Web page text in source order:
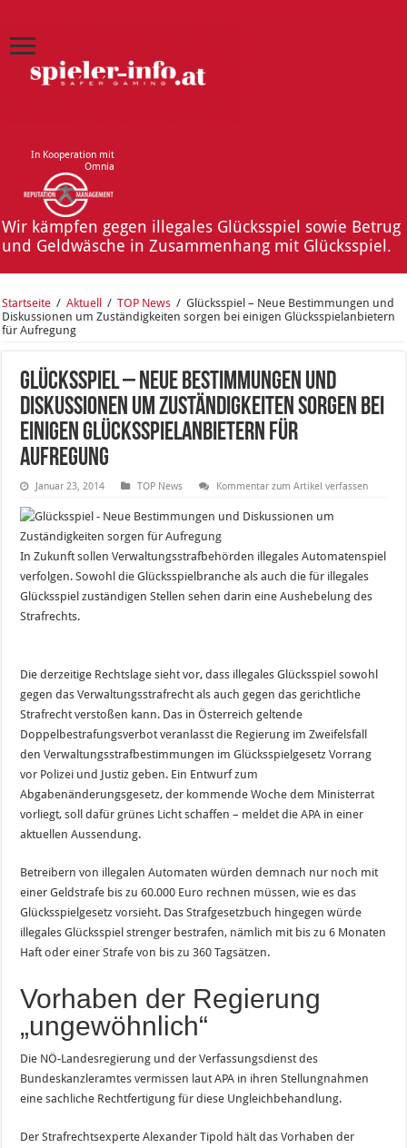
In Kooperation mit
Omnia
Wir kämpfen gegen illegales Glücksspiel sowie Betrug
und Geldwäsche in Zusammenhang mit Glücksspiel.
Startseite / Aktuell / TOP News / Glücksspiel – Neue Bestimmungen und
Diskussionen um Zuständigkeiten sorgen bei einigen Glücksspielanbietern
für Aufregung
Glücksspiel – Neue Bestimmungen und
Diskussionen um Zuständigkeiten sorgen bei
einigen Glücksspielanbietern für
Aufregung
Januar 23, 2014 TOP News Kommentar zum Artikel verfassen
In Zukunft sollen Verwaltungsstrafbehörden illegales Automatenspiel
verfolgen. Sowohl die Glücksspielbranche als auch die für illegales
Glücksspiel zuständigen Stellen sehen darin eine Aushebelung des
Strafrechts.
Die derzeitige Rechtslage sieht vor, dass illegales Glücksspiel sowohl
gegen das Verwaltungsstrafrecht als auch gegen das gerichtliche
Strafrecht verstoßen kann. Das in Österreich geltende
Doppelbestrafungsverbot veranlasst die Regierung im Zweifelsfall
den Verwaltungsstrafbestimmungen im Glücksspielgesetz Vorrang
vor Polizei und Justiz geben. Ein Entwurf zum
Abgabenänderungsgesetz, der kommende Woche dem Ministerrat
vorliegt, soll dafür grünes Licht schaffen – meldet die APA in einer
aktuellen Aussendung.
Betreibern von illegalen Automaten würden demnach nur noch mit
einer Geldstrafe bis zu 60.000 Euro rechnen müssen, wie es das
Glücksspielgesetz vorsieht. Das Strafgesetzbuch hingegen würde
illegales Glücksspiel strenger bestrafen, nämlich mit bis zu 6 Monaten
Haft oder einer Strafe von bis zu 360 Tagsätzen.
Vorhaben der Regierung
„ungewöhnlich“
Die NÖ-Landesregierung und der Verfassungsdienst des
Bundeskanzleramtes vermissen laut APA in ihren Stellungnahmen
eine sachliche Rechtfertigung für diese Ungleichbehandlung.
Der Strafrechtsexperte Alexander Tipold hält das Vorhaben der